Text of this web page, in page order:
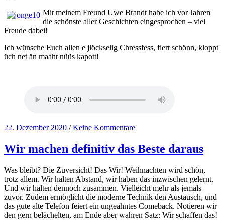
Mit meinem Freund Uwe Brandt habe ich vor Jahren
die schönste aller Geschichten eingesprochen – viel
Freude dabei!
Ich wünsche Euch allen e jlöckselig Chressfess, fiert schönn, kloppt
üch net än maaht nüüs kapott!
22. Dezember 2020 / Keine Kommentare
Wir machen definitiv das Beste daraus
Was bleibt? Die Zuversicht! Das Wir! Weihnachten wird schön,
trotz allem. Wir halten Abstand, wir haben das inzwischen gelernt.
Und wir halten dennoch zusammen. Vielleicht mehr als jemals
zuvor. Zudem ermöglicht die moderne Technik den Austausch, und
das gute alte Telefon feiert ein ungeahntes Comeback. Notieren wir
den gern belächelten, am Ende aber wahren Satz: Wir schaffen das!